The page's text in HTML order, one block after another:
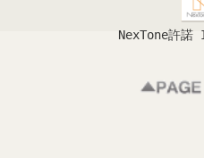
NexTone許諾